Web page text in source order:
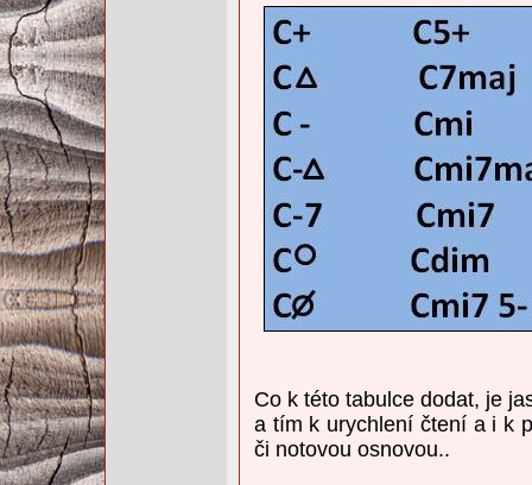
Co k této tabulce dodat, je
a tím k urychlení čtení a i k
či notovou osnovou..